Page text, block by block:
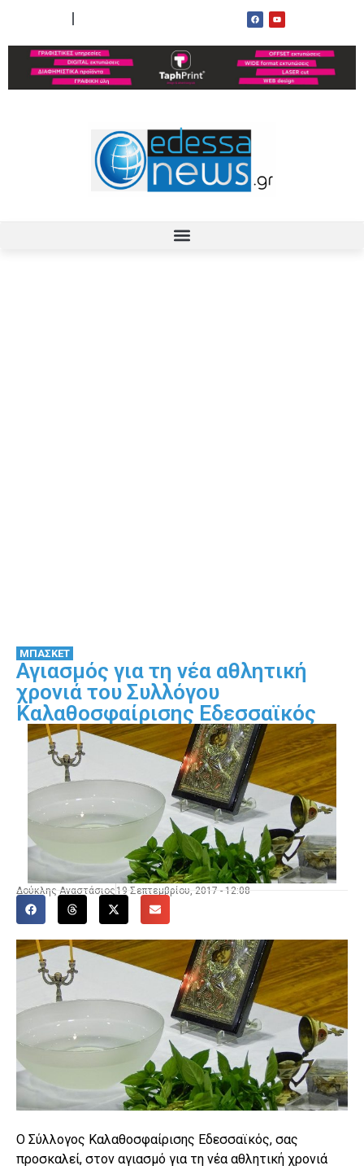
ΜΠΑΣΚΕΤ
Αγιασμός για τη νέα αθλητική
χρονιά του Συλλόγου
Καλαθοσφαίρισης Εδεσσαϊκός
Δούκλης Αναστάσιος 19 Σεπτεμβρίου, 2017 - 12:08
Ο Σύλλογος Καλαθοσφαίρισης Εδεσσαϊκός, σας
προσκαλεί, στον αγιασμό για τη νέα αθλητική χρονιά